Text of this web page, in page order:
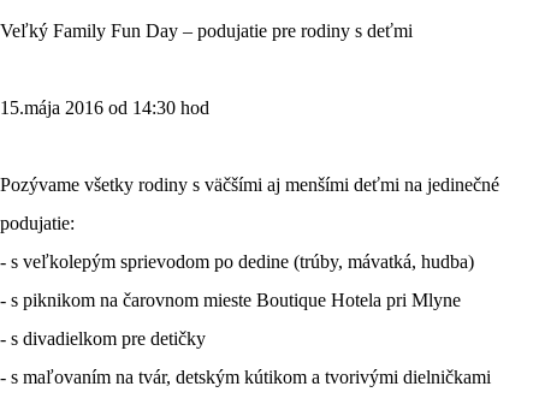
Veľký Family Fun Day – podujatie pre rodiny s deťmi
15.mája 2016 od 14:30 hod
Pozývame všetky rodiny s väčšími aj menšími deťmi na jedinečné
podujatie:
- s veľkolepým sprievodom po dedine (trúby, mávatká, hudba)
- s piknikom na čarovnom mieste Boutique Hotela pri Mlyne
- s divadielkom pre detičky
- s maľovaním na tvár, detským kútikom a tvorivými dielničkami